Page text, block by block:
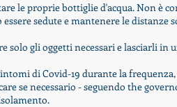
le proprie bottiglie d'acqua. Non è
essere sedute e mantenere le
solo gli oggetti necessari e lasciarli in
di Covid-19 durante la
se necessario - seguendo the